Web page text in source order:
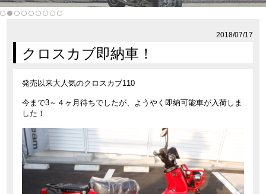
2018/07/17
クロスカブ即納車！
発売以来大人気のクロスカブ110
今まで3～４ヶ月待ちでしたが、ようやく即納可能車が入荷しま
した！